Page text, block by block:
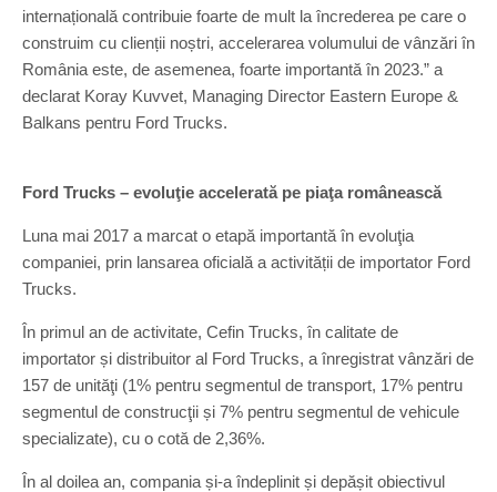
internațională contribuie foarte de mult la încrederea pe care o
construim cu clienții noștri, accelerarea volumului de vânzări în
România este, de asemenea, foarte importantă în 2023.” a
declarat Koray Kuvvet, Managing Director Eastern Europe &
Balkans pentru Ford Trucks.
Ford Trucks – evoluţie accelerată pe piaţa românească
Luna mai 2017 a marcat o etapă importantă în evoluţia
companiei, prin lansarea oficială a activității de importator Ford
Trucks.
În primul an de activitate, Cefin Trucks, în calitate de
importator și distribuitor al Ford Trucks, a înregistrat vânzări de
157 de unităţi (1% pentru segmentul de transport, 17% pentru
segmentul de construcţii și 7% pentru segmentul de vehicule
specializate), cu o cotă de 2,36%.
În al doilea an, compania și-a îndeplinit și depășit obiectivul